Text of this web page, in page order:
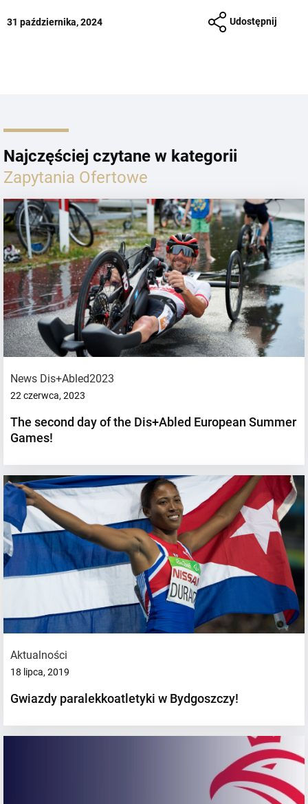
31 października, 2024 Udostępnij
Najczęściej czytane w kategorii
Zapytania Ofertowe
News Dis+Abled2023
22 czerwca, 2023
The second day of the Dis+Abled European Summer
Games!
Aktualności
18 lipca, 2019
Gwiazdy paralekkoatletyki w Bydgoszczy!